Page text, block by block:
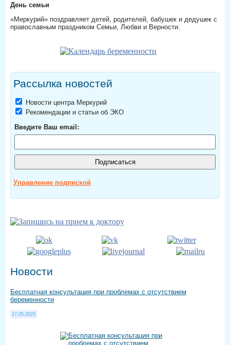
День семьи
«Меркурий» поздравляет детей, родителей, бабушек и дедушек с
православным праздником Семьи, Любви и Верности.
Рассылка новостей
Новости центра Меркурий
Рекомендации и статьи об ЭКО
Введите Ваш email:
Управление подпиской
Новости
Бесплатная консультация при проблемах с отсутствием
беременности
17.05.2025